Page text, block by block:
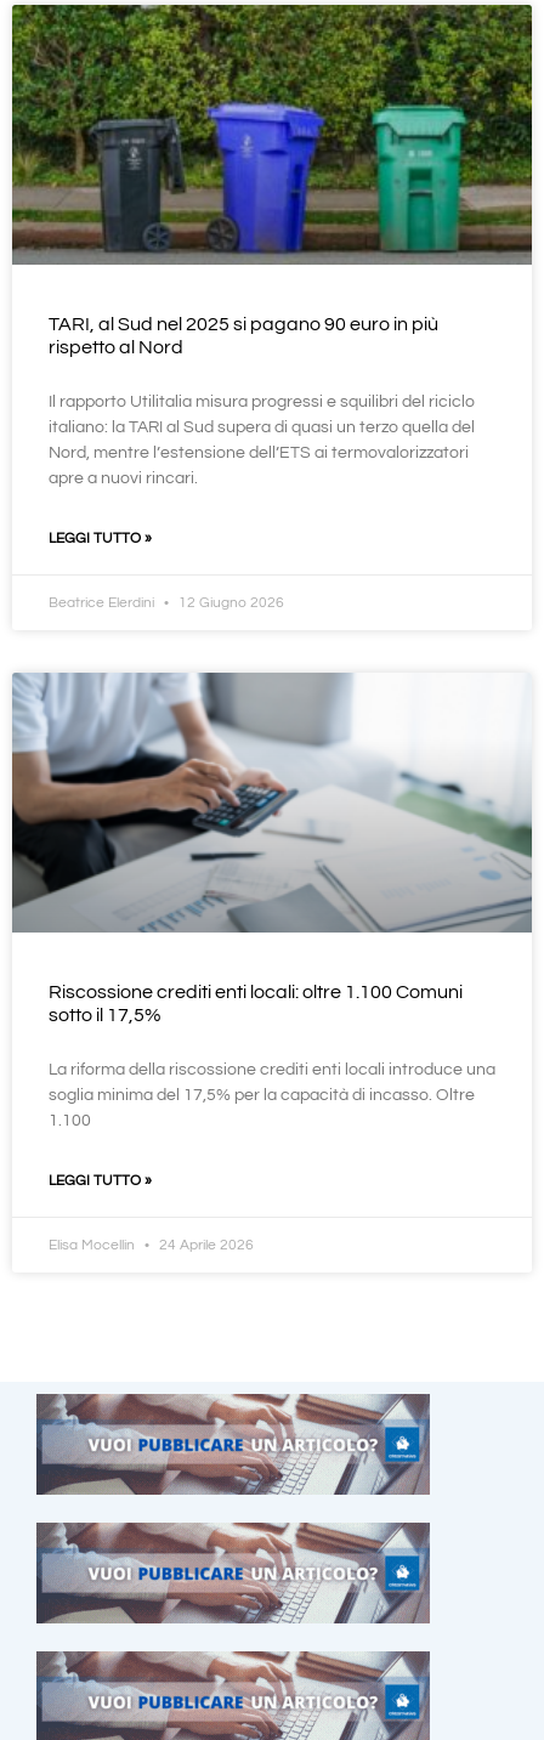
TARI, al Sud nel 2025 si pagano 90 euro in più
rispetto al Nord
Il rapporto Utilitalia misura progressi e squilibri del riciclo
italiano: la TARI al Sud supera di quasi un terzo quella del
Nord, mentre l’estensione dell’ETS ai termovalorizzatori
apre a nuovi rincari.
LEGGI TUTTO »
Beatrice Elerdini 12 Giugno 2026
Riscossione crediti enti locali: oltre 1.100 Comuni
sotto il 17,5%
La riforma della riscossione crediti enti locali introduce una
soglia minima del 17,5% per la capacità di incasso. Oltre
1.100
LEGGI TUTTO »
Elisa Mocellin 24 Aprile 2026